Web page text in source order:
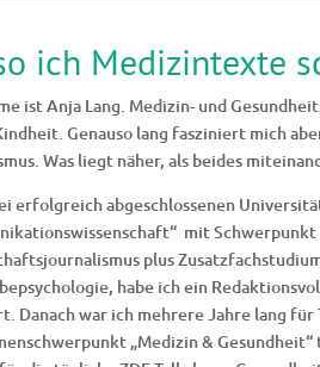
ich Medizintexte
ist Anja Lang. Medizin- und
Genauso lang fasziniert mich
Was liegt näher, als beides
erfolgreich abgeschlossenen
mit Schwerpunkt
plus
habe ich ein
Danach war ich mehrere Jahre lang für
„Medizin &